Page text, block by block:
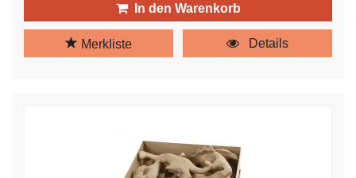
In den Warenkorb
Merkliste Details